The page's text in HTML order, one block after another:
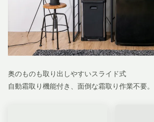
奥のものも取り出しやすいスライド式
自動霜取り機能付き、面倒な霜取り作業不要。